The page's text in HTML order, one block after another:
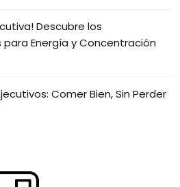
Descubre los
Energía y Concentración
Comer Bien, Sin Perder